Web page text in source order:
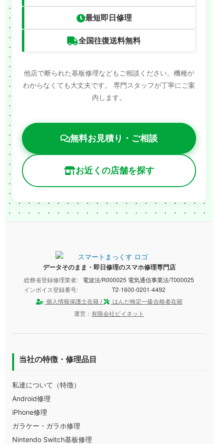
最短即日修理
全国往復送料無料
他店で断られた基板修理などもご相談ください。機種が
わからなくても大丈夫です。
専門スタッフが丁寧にご案
内します。
無料お見積り・ご相談
お近くの店舗を探す
データそのまま・即日修理のスマホ修理専門店
総務省登録修理業者:
電波法/R000025 電気通信事業法/T000025
インボイス登録番号:
T2-1600-0201-4492
個人情報保護士在籍 /
はんだ検定一級合格者在籍
運営： 有限会社ビイネット
当社の特徴・修理品目
私達について（特徴）
Android修理
iPhone修理
ガラケー・ガラホ修理
Nintendo Switch基板修理